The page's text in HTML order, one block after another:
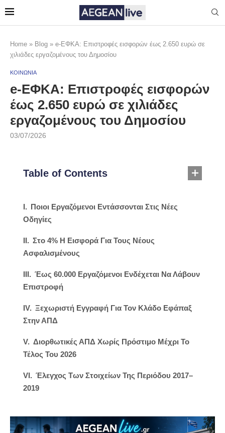
Home » Blog » e-ΕΦΚΑ: Επιστροφές εισφορών έως 2.650 ευρώ σε
χιλιάδες εργαζομένους του Δημοσίου
ΚΟΙΝΩΝΙΑ
e-ΕΦΚΑ: Επιστροφές εισφορών
έως 2.650 ευρώ σε χιλιάδες
εργαζομένους του Δημοσίου
03/07/2026
Table of Contents
Ποιοι Εργαζόμενοι Εντάσσονται Στις Νέες
Οδηγίες
Στο 4% Η Εισφορά Για Τους Νέους
Ασφαλισμένους
Έως 60.000 Εργαζόμενοι Ενδέχεται Να Λάβουν
Επιστροφή
Ξεχωριστή Εγγραφή Για Τον Κλάδο Εφάπαξ
Στην ΑΠΔ
Διορθωτικές ΑΠΔ Χωρίς Πρόστιμο Μέχρι Το
Τέλος Του 2026
Έλεγχος Των Στοιχείων Της Περιόδου 2017–
2019